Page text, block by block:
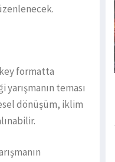
formatta
teması
dönüşüm, iklim